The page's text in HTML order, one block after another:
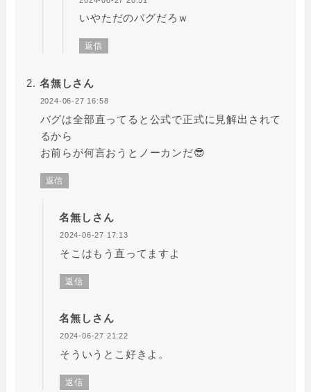
いやただのバグだろｗ
返信
名無しさん
2024-06-27 16:58
バグは全部直ってると公式で正式に見解出されて
るから
お前らが何言おうとノーカンだ😎
返信
名無しさん
2024-06-27 17:13
そこはもう直ってますよ
返信
名無しさん
2024-06-27 21:22
そういうとこ好きよ。
返信